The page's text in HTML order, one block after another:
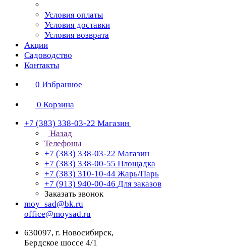
Условия оплаты
Условия доставки
Условия возврата
Акции
Садоводство
Контакты
0 Избранное
0 Корзина
+7 (383) 338-03-22 Магазин
Назад
Телефоны
+7 (383) 338-03-22 Магазин
+7 (383) 338-00-55 Площадка
+7 (383) 310-10-44 Жарь/Парь
+7 (913) 940-00-46 Для заказов
Заказать звонок
moy_sad@bk.ru
office@moysad.ru
630097, г. Новосибирск,
Бердское шоссе 4/1